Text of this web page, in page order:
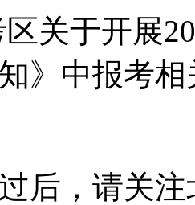
关于开展
》中报考
后，请关